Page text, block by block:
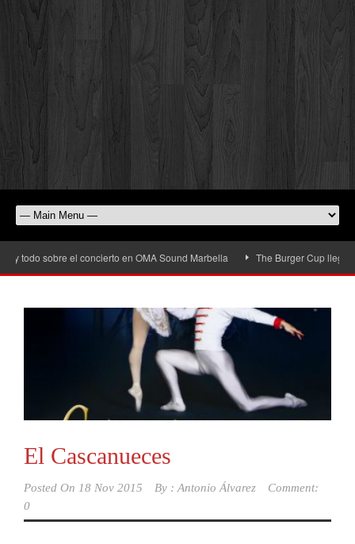
sobre el concierto en OMA Sound Marbella The Burger Cup llega a
El Cascanueces
Posted On 18 Nov 2015 By : Antonio Álvarez
Comment:
0